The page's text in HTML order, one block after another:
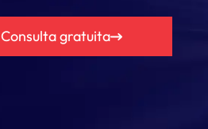
Consulta gratuita